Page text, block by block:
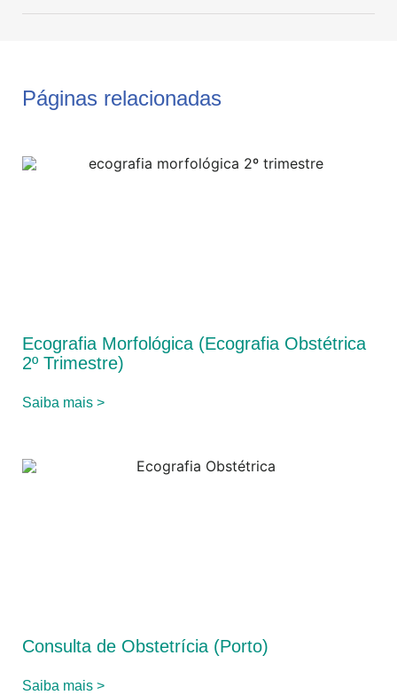
Páginas relacionadas
Ecografia Morfológica (Ecografia Obstétrica
2º Trimestre)
Saiba mais >
Consulta de Obstetrícia (Porto)
Saiba mais >